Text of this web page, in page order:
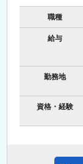
職種
給与
勤務地
資格・経験